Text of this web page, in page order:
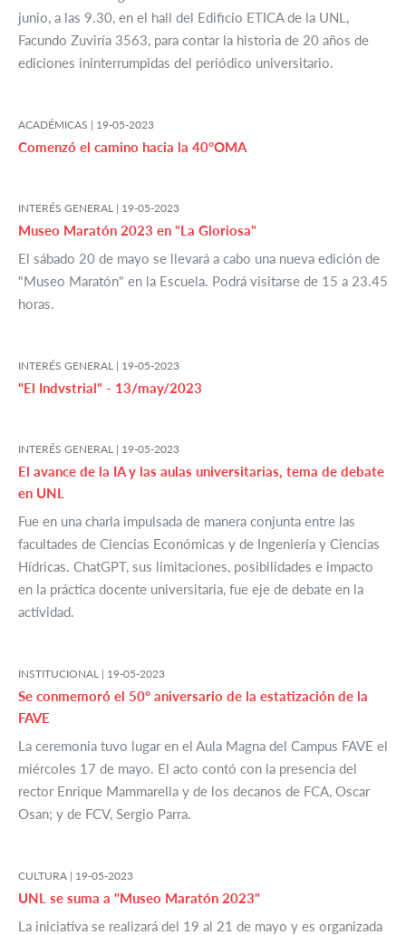
junio, a las 9.30, en el hall del Edificio ETICA de la UNL,
Facundo Zuviría 3563, para contar la historia de 20 años de
ediciones ininterrumpidas del periódico universitario.
ACADÉMICAS | 19-05-2023
Comenzó el camino hacia la 40°OMA
INTERÉS GENERAL | 19-05-2023
Museo Maratón 2023 en "La Gloriosa"
El sábado 20 de mayo se llevará a cabo una nueva edición de
"Museo Maratón" en la Escuela. Podrá visitarse de 15 a 23.45
horas.
INTERÉS GENERAL | 19-05-2023
"El Indvstrial" - 13/may/2023
INTERÉS GENERAL | 19-05-2023
El avance de la IA y las aulas universitarias, tema de debate
en UNL
Fue en una charla impulsada de manera conjunta entre las
facultades de Ciencias Económicas y de Ingeniería y Ciencias
Hídricas. ChatGPT, sus limitaciones, posibilidades e impacto
en la práctica docente universitaria, fue eje de debate en la
actividad.
INSTITUCIONAL | 19-05-2023
Se conmemoró el 50º aniversario de la estatización de la
FAVE
La ceremonia tuvo lugar en el Aula Magna del Campus FAVE el
miércoles 17 de mayo. El acto contó con la presencia del
rector Enrique Mammarella y de los decanos de FCA, Oscar
Osan; y de FCV, Sergio Parra.
CULTURA | 19-05-2023
UNL se suma a "Museo Maratón 2023"
La iniciativa se realizará del 19 al 21 de mayo y es organizada